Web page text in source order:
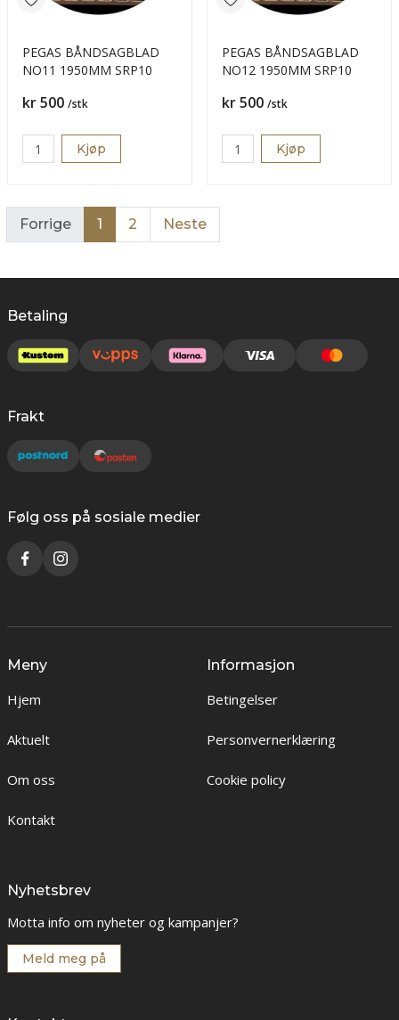
PEGAS BÅNDSAGBLAD
NO11 1950MM SRP10
Pris
kr 500 /stk
Kjøp
PEGAS BÅNDSAGBLAD
NO12 1950MM SRP10
Pris
kr 500 /stk
Kjøp
Forrige 1 2 Neste
Betaling
Frakt
Følg oss på sosiale medier
Meny
Hjem
Aktuelt
Om oss
Kontakt
Informasjon
Betingelser
Personvernerklæring
Cookie policy
Nyhetsbrev
Motta info om nyheter og kampanjer?
Meld meg på